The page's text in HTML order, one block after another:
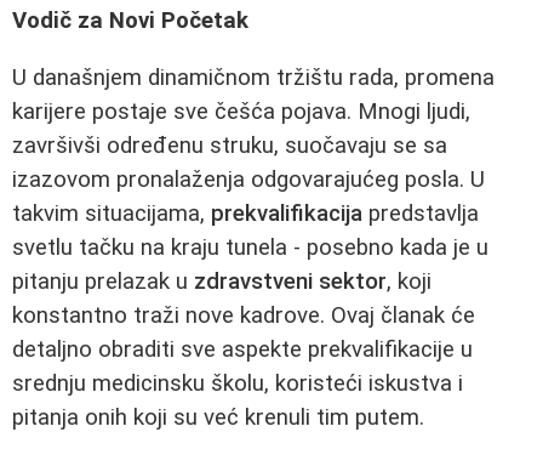
Vodič za Novi Početak
U današnjem dinamičnom tržištu rada, promena
karijere postaje sve češća pojava. Mnogi ljudi,
završivši određenu struku, suočavaju se sa
izazovom pronalaženja odgovarajućeg posla. U
takvim situacijama, prekvalifikacija predstavlja
svetlu tačku na kraju tunela - posebno kada je u
pitanju prelazak u zdravstveni sektor, koji
konstantno traži nove kadrove. Ovaj članak će
detaljno obraditi sve aspekte prekvalifikacije u
srednju medicinsku školu, koristeći iskustva i
pitanja onih koji su već krenuli tim putem.